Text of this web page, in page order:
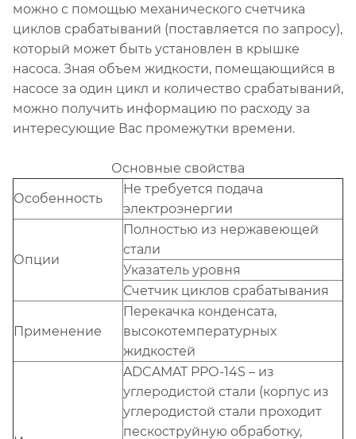
можно с помощью механического счетчика
циклов срабатываний (поставляется по запросу),
который может быть установлен в крышке
насоса. Зная объем жидкости, помещающийся в
насосе за один цикл и количество срабатываний,
можно получить информацию по расходу за
интересующие Вас промежутки времени.
Основные свойства
Особенность
Не требуется подача
электроэнергии
Опции
Полностью из нержавеющей
стали
Указатель уровня
Счетчик циклов срабатывания
Применение
Перекачка конденсата,
высокотемпературных
жидкостей
ADCAMAT PPО-14S – из
углеродистой стали (корпус из
углеродистой стали проходит
пескоструйную обработку,